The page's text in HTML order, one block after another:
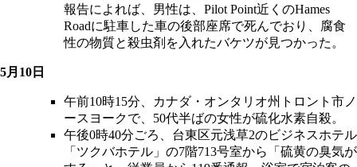
報告によれば、男性は、Pilot Point近くのHames
Roadに駐車した車の後部座席で死んでおり、腐食
性の物質と殺虫剤を入れたバケツが見つかった。
5月10日
午前10時15分、カナダ・オンタリオ州トロント市ノ
ースヨークで、50代半ばの女性が硫化水素自殺。
午後0時40分ごろ、台東区元浅草2のビジネスホテル
「ツクバホテル」の7階713号室から「硫黄の臭気が